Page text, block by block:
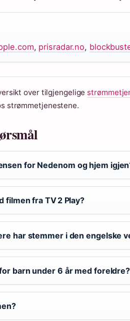
, prisradar.no,
over tilgjengelige
strømmetjenestene.
for Nedenom og hjem
filmen fra TV 2 Play?
har stemmer i den engelske
barn under 6 år med foreldre?